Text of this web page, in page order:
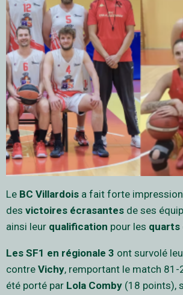
Le BC Villardois a fait forte
des victoires écrasantes de ses
ainsi leur qualification pour les quarts
Les SF1 en régionale 3 ont survolé
contre Vichy, remportant le match 81-
été porté par Lola Comby (18 points),